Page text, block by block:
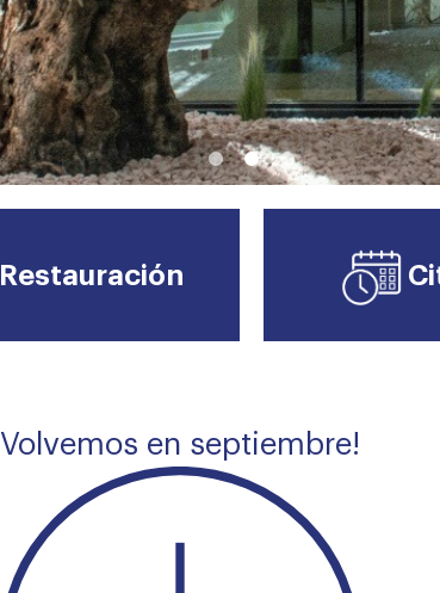
Restauración
Volvemos en septiembre!